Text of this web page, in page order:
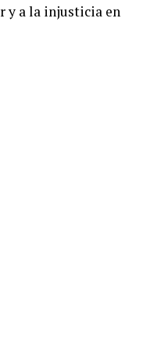
y a la injusticia en